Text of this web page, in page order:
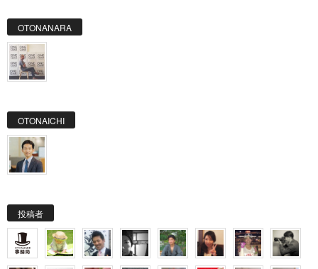
OTONANARA
OTONAICHI
投稿者